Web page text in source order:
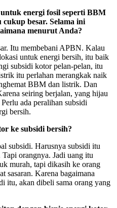
energi fosil seperti BBM
besar. Selama ini
menurut Anda?
Itu membebani APBN. Kalau
untuk energi bersih, itu baik
subsidi kotor pelan-pelan, itu
itu perlahan merangkak naik
BBM dan listrik. Dan
seiring berjalan, yang hijau
ada peralihan subsidi
bersih.
ke subsidi bersih?
subsidi. Harusnya subsidi itu
orangnya. Jadi uang itu
murah, tapi dikasih ke orang
sasaran. Karena bagaimana
itu, akan dibeli sama orang yang